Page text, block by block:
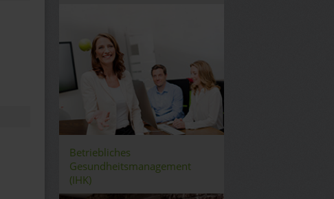
Betriebliches
Gesundheitsmanagement
(IHK)